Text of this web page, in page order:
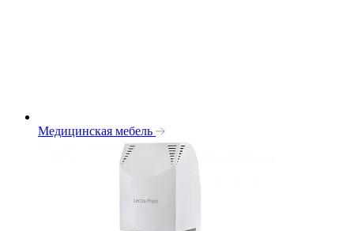
Медицинская мебель